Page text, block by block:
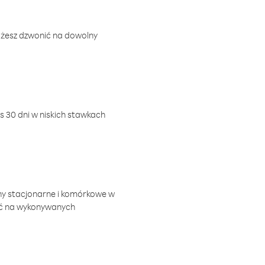
dzwonić na dowolny
30 dni w niskich stawkach
stacjonarne i komórkowe w
na wykonywanych